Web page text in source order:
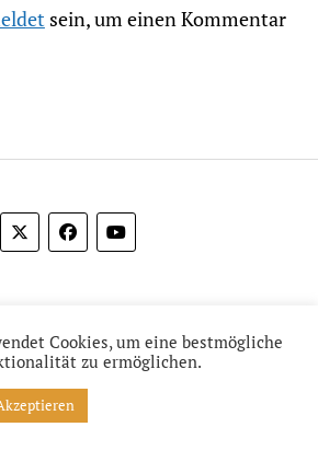
sein, um einen Kommentar
Themeby Compete Themes.
Cookies, um eine bestmögliche
zu ermöglichen.